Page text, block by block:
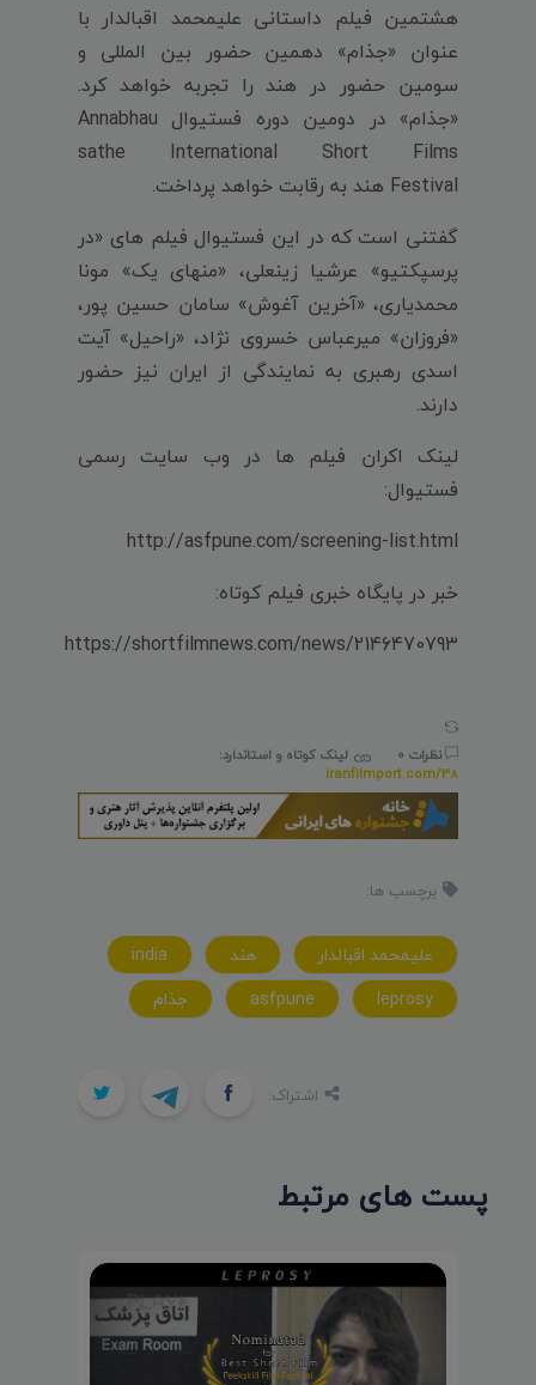
هشتمین فیلم داستانی علیمحمد اقبالدار با
عنوان «جذام» دهمین حضور بین المللی و
سومین حضور در هند را تجربه خواهد کرد.
«جذام» در دومین دوره فستیوال Annabhau
sathe International Short Films
Festival هند به رقابت خواهد پرداخت.
گفتنی است که در این فستیوال فیلم های «در
پرسپکتیو» عرشیا زینعلی، «منهای یک» مونا
محمدیاری، «آخرین آغوش» سامان حسین پور،
«فروزان» میرعباس خسروی نژاد، «راحیل» آیت
اسدی رهبری به نمایندگی از ایران نیز حضور
دارند.
لینک اکران فیلم ها در وب سایت رسمی
فستیوال:
http://asfpune.com/screening-list.html
خبر در پایگاه خبری فیلم کوتاه:
https://shortfilmnews.com/news/2146470793
نظرات 0
لینک کوتاه و استاندارد:
iranfilmport.com/38
برچسب ها:
عليمحمد اقبالدار هند
india
leprosy
asfpune جذام
اشتراک:
پست های مرتبط